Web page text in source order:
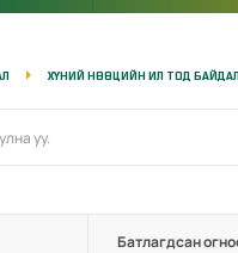
ХҮНИЙ НӨӨЦИЙН ИЛ ТОД БАЙДАЛ
Батлагдсан